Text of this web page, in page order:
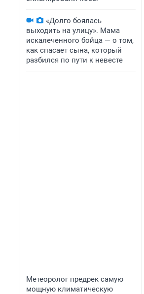
«Долго боялась
выходить на улицу». Мама
искалеченного бойца — о том,
как спасает сына, который
разбился по пути к невесте
Метеоролог предрек самую
мощную климатическую